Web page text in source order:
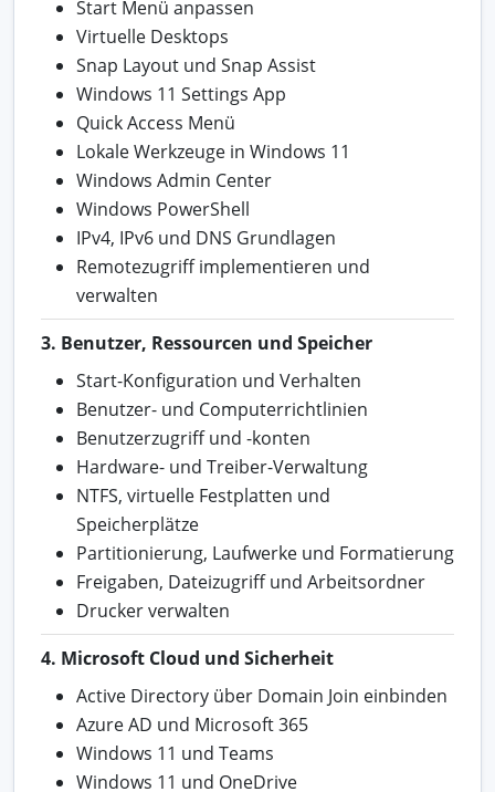
Start Menü anpassen
Virtuelle Desktops
Snap Layout und Snap Assist
Windows 11 Settings App
Quick Access Menü
Lokale Werkzeuge in Windows 11
Windows Admin Center
Windows PowerShell
IPv4, IPv6 und DNS Grundlagen
Remotezugriff implementieren und
verwalten
3. Benutzer, Ressourcen und Speicher
Start-Konfiguration und Verhalten
Benutzer- und Computerrichtlinien
Benutzerzugriff und -konten
Hardware- und Treiber-Verwaltung
NTFS, virtuelle Festplatten und
Speicherplätze
Partitionierung, Laufwerke und Formatierung
Freigaben, Dateizugriff und Arbeitsordner
Drucker verwalten
4. Microsoft Cloud und Sicherheit
Active Directory über Domain Join einbinden
Azure AD und Microsoft 365
Windows 11 und Teams
Windows 11 und OneDrive